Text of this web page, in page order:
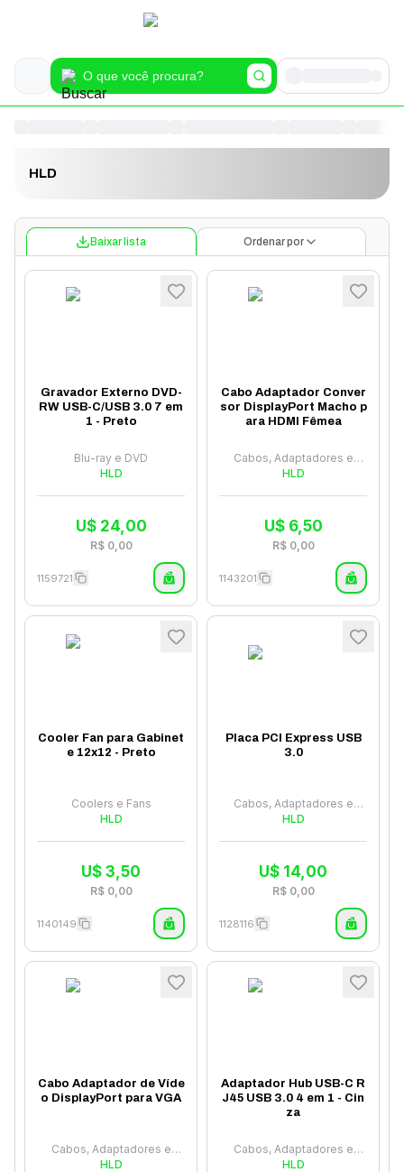
HLD
Baixar lista Ordenar por
Gravador Externo DVD-
RW USB-C/USB 3.0 7 em
1 - Preto
Blu-ray e DVD
HLD
U$ 24,00
R$ 0,00
1159721
Cabo Adaptador Conver
sor DisplayPort Macho p
ara HDMI Fêmea
Cabos, Adaptadores e
Hubs
HLD
U$ 6,50
R$ 0,00
1143201
Cooler Fan para Gabinet
e 12x12 - Preto
Coolers e Fans
HLD
U$ 3,50
R$ 0,00
1140149
Placa PCI Express USB
3.0
Cabos, Adaptadores e
Hubs
HLD
U$ 14,00
R$ 0,00
1128116
Cabo Adaptador de Víde
o DisplayPort para VGA
Cabos, Adaptadores e
Hubs
HLD
Adaptador Hub USB-C R
J45 USB 3.0 4 em 1 - Cin
za
Cabos, Adaptadores e
Hubs
HLD